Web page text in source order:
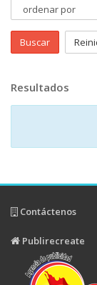
Buscar
Resultados
Contáctenos
Publirecreate